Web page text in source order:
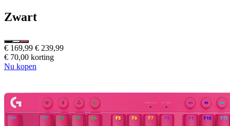
Zwart
€ 169,99 € 239,99
€ 70,00 korting
Nu kopen